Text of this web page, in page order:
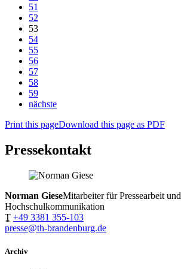
51
52
53
54
55
56
57
58
59
nächste
Print this pageDownload this page as PDF
Pressekontakt
Norman GieseMitarbeiter für Pressearbeit und
Hochschulkommunikation
T +49 3381 355-103
presse@th-brandenburg.de
Archiv